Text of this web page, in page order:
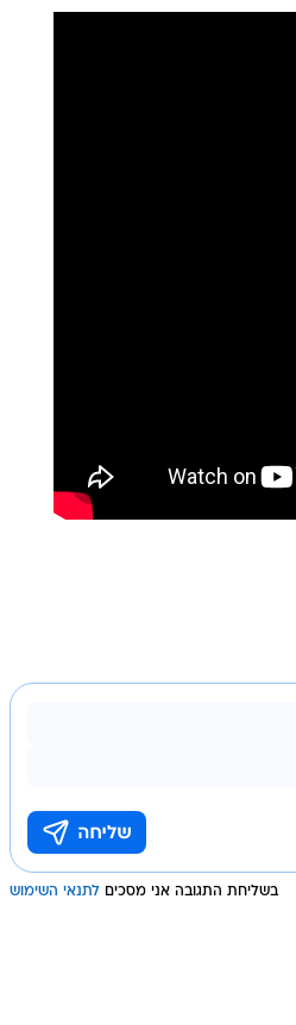
בשליחת התגובה אני מסכים לתנאי השימוש